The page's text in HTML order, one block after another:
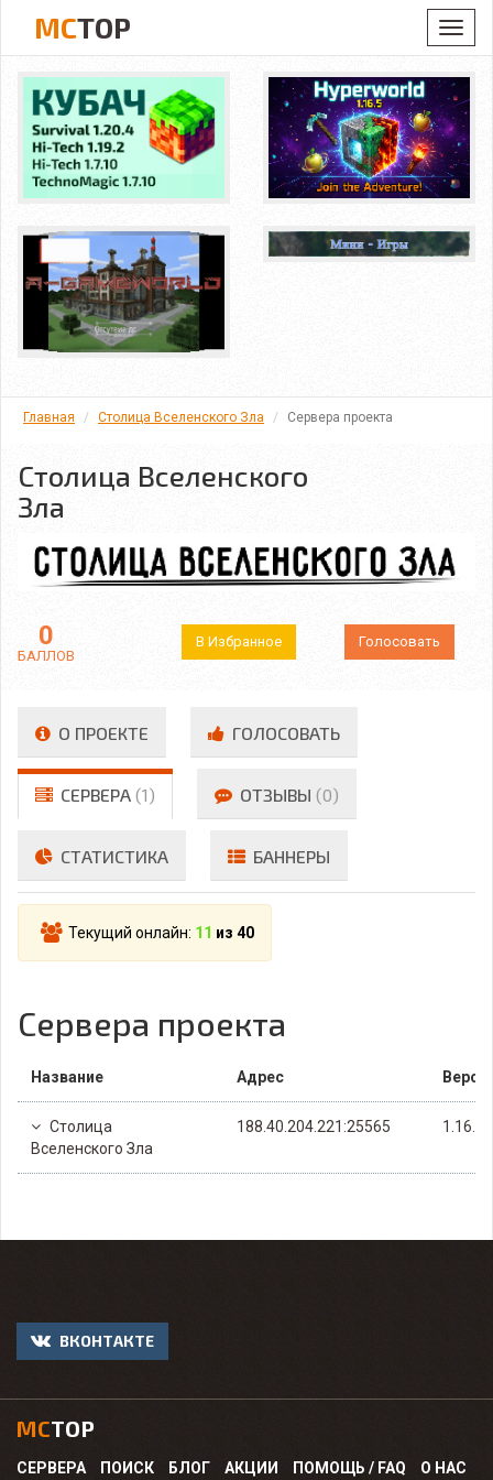
MCTOP
Главная Столица Вселенского Зла Сервера проекта
Столица Вселенского
Зла
0
БАЛЛОВ
В Избранное Голосовать
О ПРОЕКТЕ ГОЛОСОВАТЬ
СЕРВЕРА (1) ОТЗЫВЫ (0)
СТАТИСТИКА БАННЕРЫ
Текущий онлайн: 11 из 40
Сервера проекта
Название Адрес
Столица
Вселенского Зла
188.40.204.221:25565 1.16.4
ВКОНТАКТЕ
MCTOP
СЕРВЕРА ПОИСК БЛОГ АКЦИИ ПОМОЩЬ / FAQ О НАС